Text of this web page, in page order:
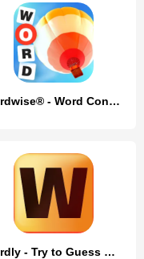
Wordwise® - Word Connect Game
Wordly - Try to Guess Word